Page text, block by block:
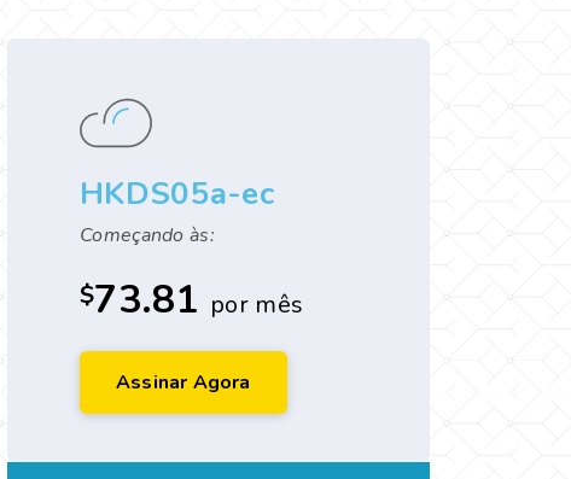
HKDS05a-ec
Começando às:
$73.81 por mês
Assinar Agora